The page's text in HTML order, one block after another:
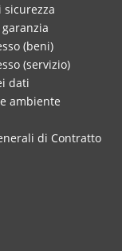
sicurezza
(beni)
(servizio)
dati
ambiente
di Contratto